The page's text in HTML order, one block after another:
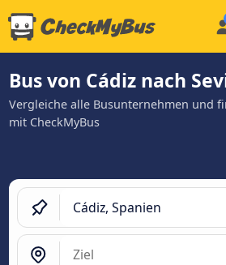
Bus von Cádiz nach
Vergleiche alle Busunternehmen und
mit CheckMyBus